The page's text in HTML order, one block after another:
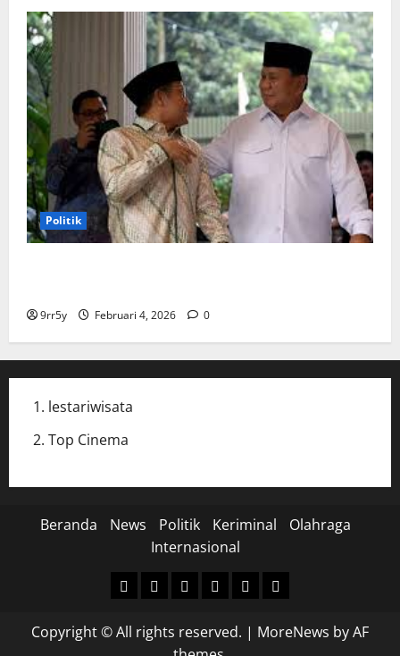
Politik
9rr5y Februari 4, 2026 0
lestariwisata
Top Cinema
Beranda News Politik Keriminal
Olahraga
Internasional
BerandaNewsPolitikKeriminal
OlahragaInternasional
Copyright © All rights reserved. | MoreNews by AF